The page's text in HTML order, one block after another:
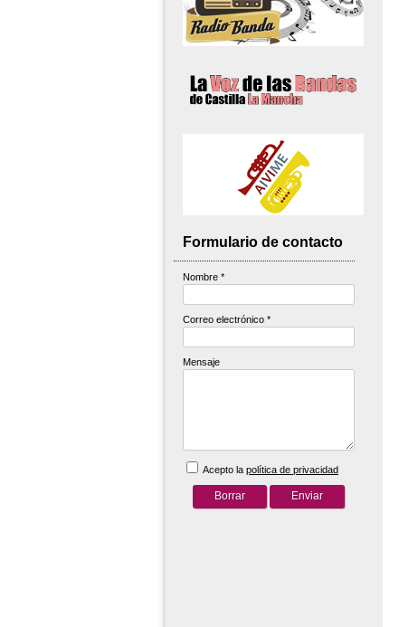
Formulario de contacto
Nombre *
Correo electrónico *
Mensaje
Acepto la política de privacidad